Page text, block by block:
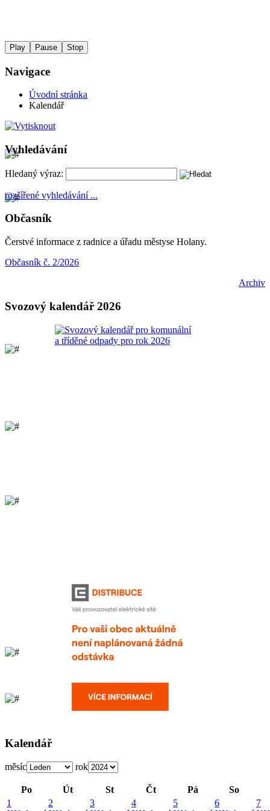
Play Pause Stop
Navigace
Úvodní stránka
Kalendář
Vyhledávání
Hledaný výraz:
rozšířené vyhledávání ...
Občasník
Čerstvé informace z radnice a úřadu městyse Holany.
Občasník č. 2/2026
Archiv
Svozový kalendář 2026
Kalendář
měsíc rok
Po Út St Čt Pá
So
1
2
3
4
5
6
7